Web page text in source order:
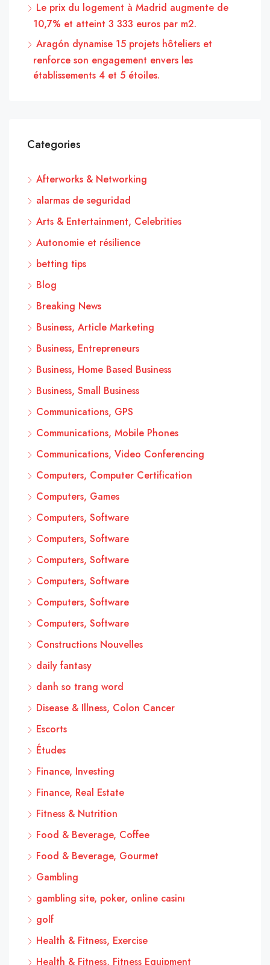
Le prix du logement à Madrid augmente de
10,7% et atteint 3 333 euros par m2.
Aragón dynamise 15 projets hôteliers et
renforce son engagement envers les
établissements 4 et 5 étoiles.
Categories
Afterworks & Networking
alarmas de seguridad
Arts & Entertainment, Celebrities
Autonomie et résilience
betting tips
Blog
Breaking News
Business, Article Marketing
Business, Entrepreneurs
Business, Home Based Business
Business, Small Business
Communications, GPS
Communications, Mobile Phones
Communications, Video Conferencing
Computers, Computer Certification
Computers, Games
Computers, Software
Computers, Software
Computers, Software
Computers, Software
Computers, Software
Computers, Software
Constructions Nouvelles
daily fantasy
danh so trang word
Disease & Illness, Colon Cancer
Escorts
Études
Finance, Investing
Finance, Real Estate
Fitness & Nutrition
Food & Beverage, Coffee
Food & Beverage, Gourmet
Gambling
gambling site, poker, online casinı
golf
Health & Fitness, Exercise
Health & Fitness, Fitness Equipment